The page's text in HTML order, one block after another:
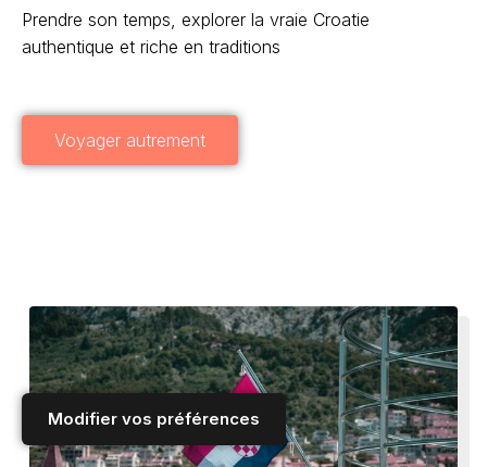
Modifier vos préférences
Prendre son temps, explorer la vraie Croatie
authentique et riche en traditions
Voyager autrement